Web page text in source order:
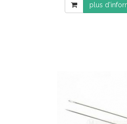
plus